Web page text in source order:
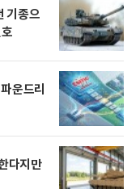
기종으
운드리
다지만